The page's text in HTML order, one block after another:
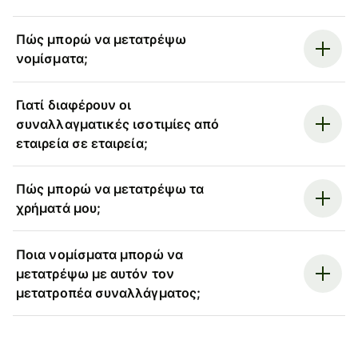
Πώς μπορώ να μετατρέψω
νομίσματα;
Γιατί διαφέρουν οι
συναλλαγματικές ισοτιμίες από
εταιρεία σε εταιρεία;
Πώς μπορώ να μετατρέψω τα
χρήματά μου;
Ποια νομίσματα μπορώ να
μετατρέψω με αυτόν τον
μετατροπέα συναλλάγματος;